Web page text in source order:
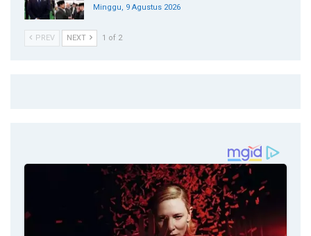
Minggu, 9 Agustus 2026
PREV NEXT 1 of 2